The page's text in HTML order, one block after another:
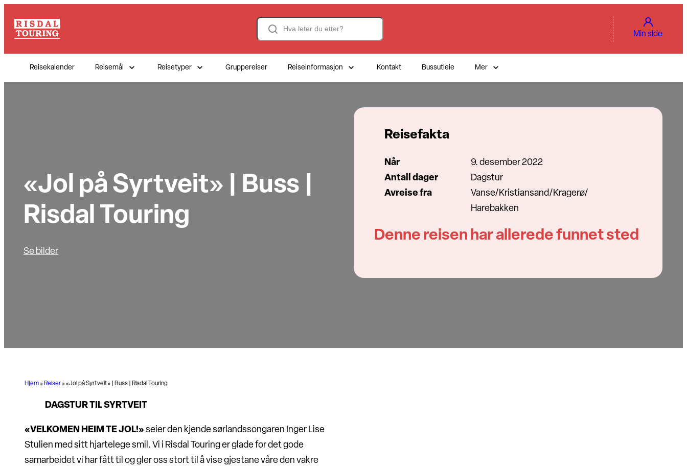
innhold
Search
Min side
Reisekalender Reisemål Reisetyper Gruppereiser Reiseinformasjon Kontakt Bussutleie Mer
«Jol på Syrtveit» | Buss |
Risdal Touring
Se bilder
Hjem» Reiser»«Jol på Syrtveit» | Buss | Risdal Touring
DAGSTUR TIL SYRTVEIT
«VELKOMEN HEIM TE JOL!» seier den kjende sørlandssongaren Inger Lise
Stulien med sitt hjartelege smil. Vi i Risdal Touring er glade for det gode
samarbeidet vi har fått til og gler oss stort til å vise gjestane våre den vakre
Reisefakta
Når
9. desember 2022
Antall dager
Dagstur
Avreise fra
Vanse/Kristiansand/Kragerø/
Harebakken
Denne reisen har allerede funnet sted